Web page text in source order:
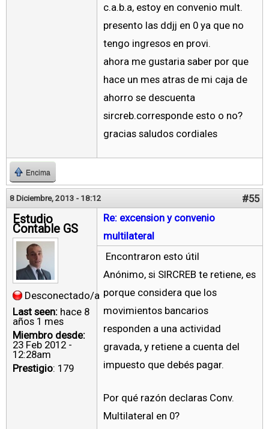
c.a.b.a, estoy en convenio mult.
presento las ddjj en 0 ya que no
tengo ingresos en provi.
ahora me gustaria saber por que
hace un mes atras de mi caja de
ahorro se descuenta
sircreb.corresponde esto o no?
gracias saludos cordiales
Encima
8 Diciembre, 2013 - 18:12 #55
Estudio
Contable GS
Desconectado/a
Last seen: hace 8
años 1 mes
Miembro desde:
23 Feb 2012 -
12:28am
Prestigio: 179
Re: excension y convenio
multilateral
Encontraron esto útil
Anónimo, si SIRCREB te retiene, es
porque considera que los
movimientos bancarios
responden a una actividad
gravada, y retiene a cuenta del
impuesto que debés pagar.
Por qué razón declaras Conv.
Multilateral en 0?